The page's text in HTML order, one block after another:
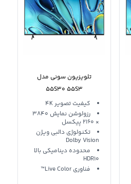
تلویزیون سونی مدل
55S30 55S3
کیفیت تصویر 4K
رزولوشن نمایش 3840
× 2160 پیکسل
تکنولوژی دالبی ویژن
Dolby Vision
محدوده دینامیکی بالا
HDR10
فناوری Live Color™